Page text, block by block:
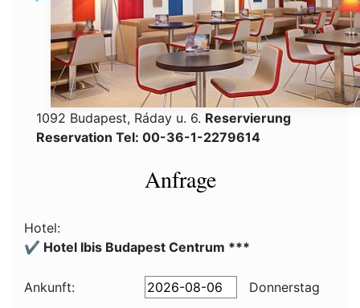
1092 Budapest, Ráday u. 6. Reservierung
Reservation Tel: 00-36-1-2279614
Anfrage
Hotel:
✔️ Hotel Ibis Budapest Centrum ***
Ankunft: Donnerstag